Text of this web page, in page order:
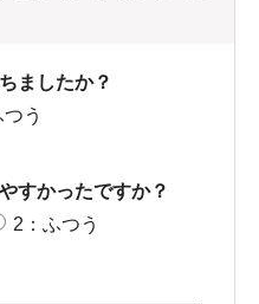
ましたか？
う
すかったですか？
2：ふつう